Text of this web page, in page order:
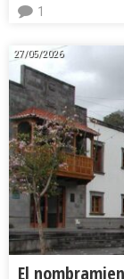
1
27/05/2026
El